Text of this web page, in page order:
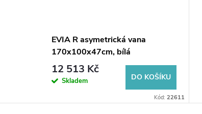
EVIA R asymetrická vana
170x100x47cm, bílá
12 513 Kč
Skladem DO KOŠÍKU
Kód: 22611